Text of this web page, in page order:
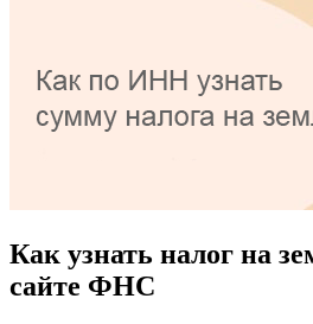
Как узнать налог на
сайте ФНС